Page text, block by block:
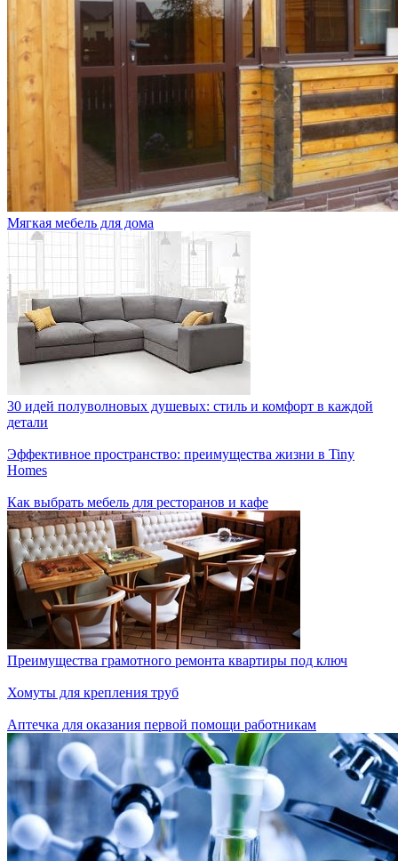
Мягкая мебель для дома
30 идей полуволновых душевых: стиль и комфорт в каждой
детали
Эффективное пространство: преимущества жизни в Tiny
Homes
Как выбрать мебель для ресторанов и кафе
Преимущества грамотного ремонта квартиры под ключ
Хомуты для крепления труб
Аптечка для оказания первой помощи работникам